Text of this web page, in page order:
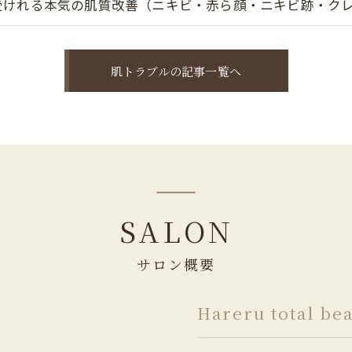
れる本気の肌質改善（ニキビ・赤ら顔・ニキビ跡・ク
肌トラブルの記事一覧へ
サロン概要
SALON
Hareru total